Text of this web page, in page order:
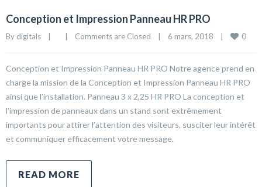
Conception et Impression Panneau HR PRO
By digitals Comments are Closed 6 mars, 2018 0
Conception et Impression Panneau HR PRO Notre agence prend en
charge la mission de la Conception et Impression Panneau HR PRO
ainsi que l’installation. Panneau 3 x 2,25 HR PRO La conception et
l’impression de panneaux dans un stand sont extrêmement
importants pour attirer l’attention des visiteurs, susciter leur intérêt
et communiquer efficacement votre message.
READ MORE